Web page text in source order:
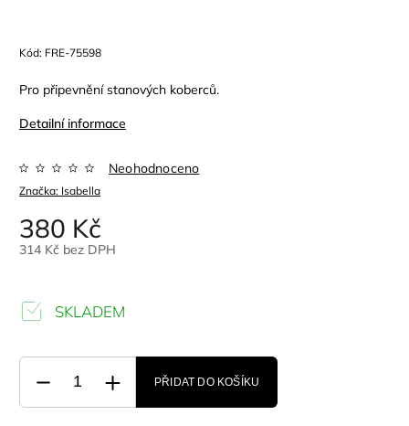
Kód: FRE-75598
Pro připevnění stanových koberců.
Detailní informace
Značka: Isabella
Neohodnoceno
380 Kč
314 Kč bez DPH
SKLADEM
PŘIDAT DO KOŠÍKU